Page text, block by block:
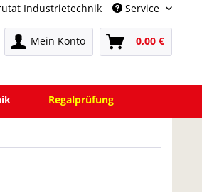
Industrietechnik Service
Mein Konto 0,00 €
Regalprüfung